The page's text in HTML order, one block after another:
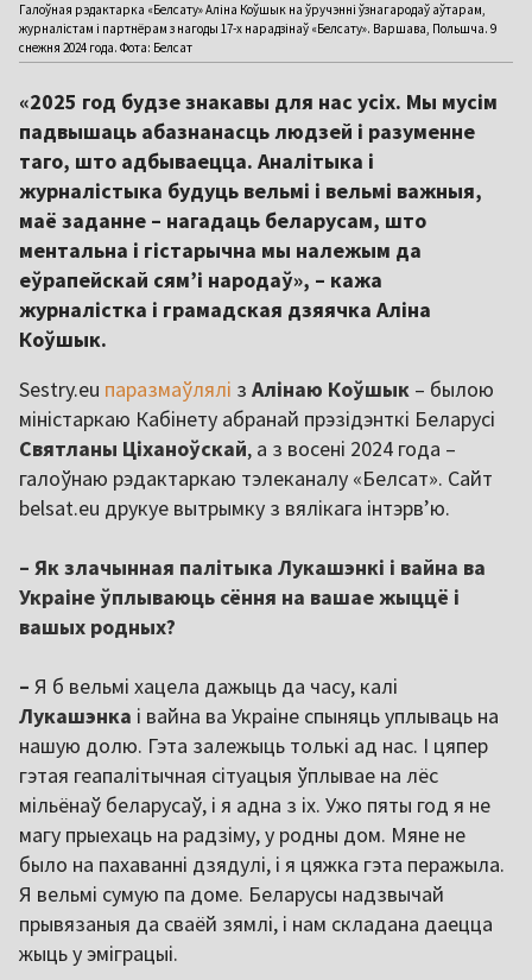
Галоўная рэдактарка «Белсату» Аліна Коўшык на ўручэнні ўзнагародаў аўтарам,
журналістам і партнёрам з нагоды 17-х нарадзінаў «Белсату». Варшава, Польшча. 9
снежня 2024 года. Фота: Белсат
«2025 год будзе знакавы для нас усіх. Мы мусім
падвышаць абазнанасць людзей і разуменне
таго, што адбываецца. Аналітыка і
журналістыка будуць вельмі і вельмі важныя,
маё заданне – нагадаць беларусам, што
ментальна і гістарычна мы належым да
еўрапейскай сям’і народаў», – кажа
журналістка і грамадская дзяячка Аліна
Коўшык.
Sestry.eu паразмаўлялі з Алінаю Коўшык – былою
міністаркаю Кабінету абранай прэзідэнткі Беларусі
Святланы Ціханоўскай, а з восені 2024 года –
галоўнаю рэдактаркаю тэлеканалу «Белсат». Сайт
belsat.eu друкуе вытрымку з вялікага інтэрв’ю.
– Як злачынная палітыка Лукашэнкі і вайна ва
Украіне ўплываюць сёння на вашае жыццё і
вашых родных?
– Я б вельмі хацела дажыць да часу, калі
Лукашэнка і вайна ва Украіне спыняць уплываць на
нашую долю. Гэта залежыць толькі ад нас. І цяпер
гэтая геапалітычная сітуацыя ўплывае на лёс
мільёнаў беларусаў, і я адна з іх. Ужо пяты год я не
магу прыехаць на радзіму, у родны дом. Мяне не
было на пахаванні дзядулі, і я цяжка гэта перажыла.
Я вельмі сумую па доме. Беларусы надзвычай
прывязаныя да сваёй зямлі, і нам складана даецца
жыць у эміграцыі.